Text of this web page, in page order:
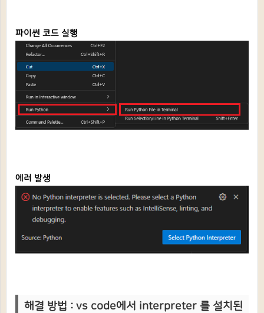
파이썬 코드 실행
에러 발생
해결 방법 : vs code에서 interpreter 를 설치된